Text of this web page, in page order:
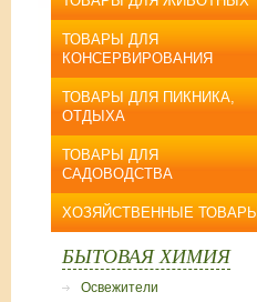
ТОВАРЫ ДЛЯ
КОНСЕРВИРОВАНИЯ
ТОВАРЫ ДЛЯ ПИКНИКА,
ОТДЫХА
ТОВАРЫ ДЛЯ
САДОВОДСТВА
ХОЗЯЙСТВЕННЫЕ ТОВАРЫ
БЫТОВАЯ ХИМИЯ
Освежители